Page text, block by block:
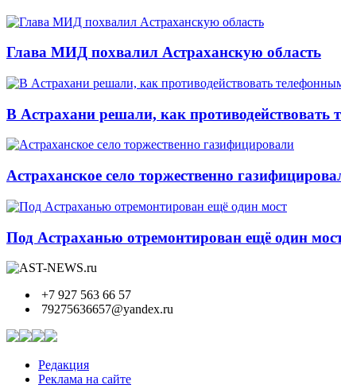
Глава МИД похвалил Астраханскую область
В Астрахани решали, как
Астраханское село торжественно
Под Астраханью отремонтирован ещё один
+7 927 563 66 57
79275636657@yandex.ru
Редакция
Реклама на сайте